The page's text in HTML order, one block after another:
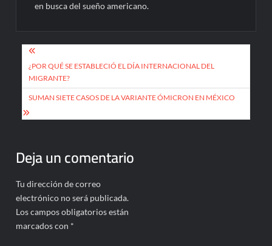
en busca del sueño americano.
Navegación
de
entradas
¿POR QUÉ SE ESTABLECIÓ EL DÍA INTERNACIONAL DEL
MIGRANTE?
SUMAN SIETE CASOS DE LA VARIANTE ÓMICRON EN MÉXICO
Deja un comentario
Tu dirección de correo
electrónico no será publicada.
Los campos obligatorios están
marcados con *